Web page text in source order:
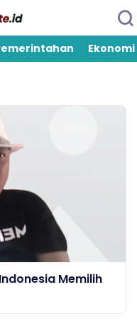
Ekonomi
Memilih